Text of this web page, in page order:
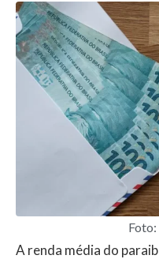
Foto:
A renda média do